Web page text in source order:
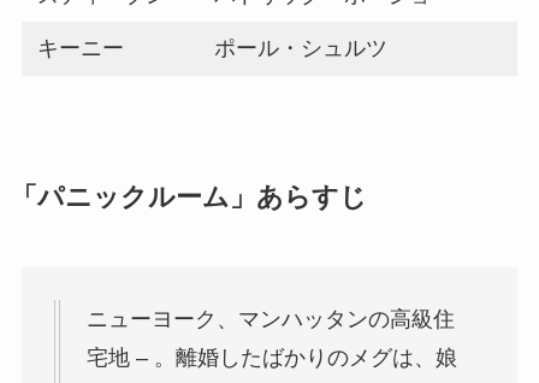
キーニー ポール・シュルツ
「パニックルーム」あらすじ
ニューヨーク、マンハッタンの高級住
宅地 – 。離婚したばかりのメグは、娘